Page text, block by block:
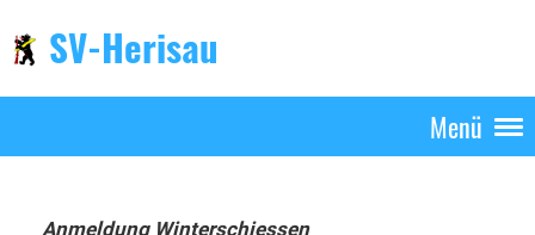
SV-Herisau
Menü
Anmeldung Winterschiessen